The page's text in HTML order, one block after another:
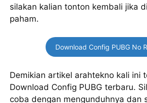
silakan kalian tonton kembali jika
paham.
Download Config PUBG No
Demikian artikel arahtekno kali ini
Download Config PUBG terbaru.
coba dengan mengunduhnya dan